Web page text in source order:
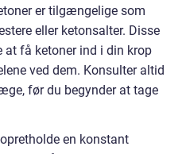
er tilgængelige som
eller ketonsalter. Disse
få ketoner ind i din krop
ved dem. Konsulter altid
før du begynder at tage
en konstant